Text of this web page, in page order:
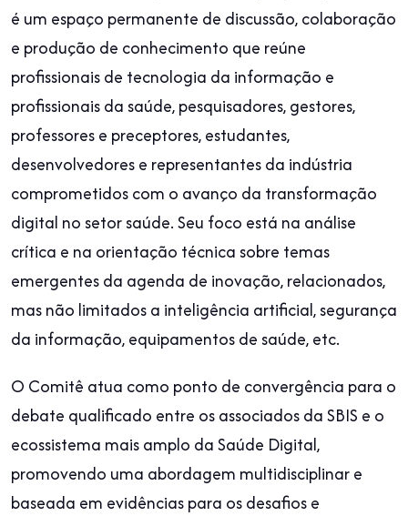
é um espaço permanente de discussão, colaboração
e produção de conhecimento que reúne
profissionais de tecnologia da informação e
profissionais da saúde, pesquisadores, gestores,
professores e preceptores, estudantes,
desenvolvedores e representantes da indústria
comprometidos com o avanço da transformação
digital no setor saúde. Seu foco está na análise
crítica e na orientação técnica sobre temas
emergentes da agenda de inovação, relacionados,
mas não limitados a inteligência artificial, segurança
da informação, equipamentos de saúde, etc.
O Comitê atua como ponto de convergência para o
debate qualificado entre os associados da SBIS e o
ecossistema mais amplo da Saúde Digital,
promovendo uma abordagem multidisciplinar e
baseada em evidências para os desafios e